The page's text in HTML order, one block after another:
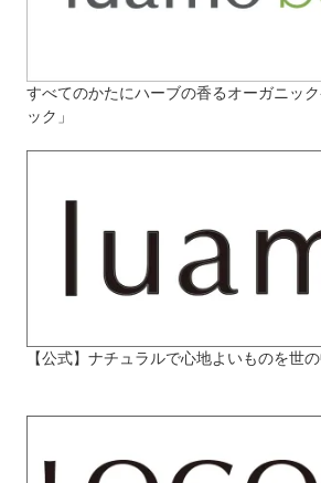
すべてのかたにハーブの香るオーガニッ
ック」
【公式】ナチュラルで心地よいものを世